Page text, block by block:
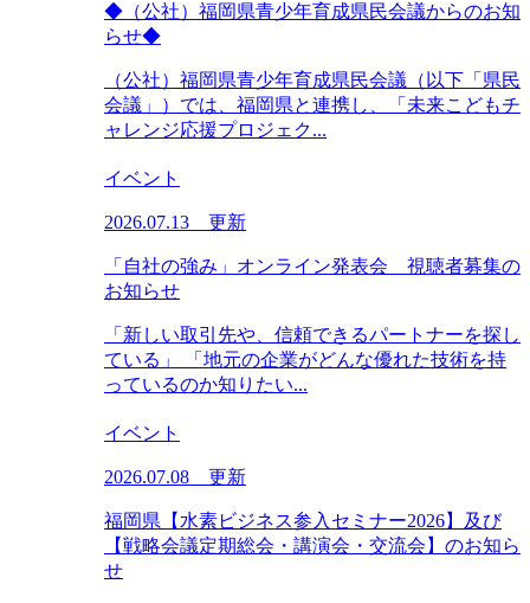
◆（公社）福岡県青少年育成県民会議からのお知
らせ◆
（公社）福岡県青少年育成県民会議（以下「県民
会議」）では、福岡県と連携し、「未来こどもチ
ャレンジ応援プロジェク...
イベント
2026.07.13 更新
「自社の強み」オンライン発表会 視聴者募集の
お知らせ
「新しい取引先や、信頼できるパートナーを探し
ている」 「地元の企業がどんな優れた技術を持
っているのか知りたい...
イベント
2026.07.08 更新
福岡県【水素ビジネス参入セミナー2026】及び
【戦略会議定期総会・講演会・交流会】のお知ら
せ